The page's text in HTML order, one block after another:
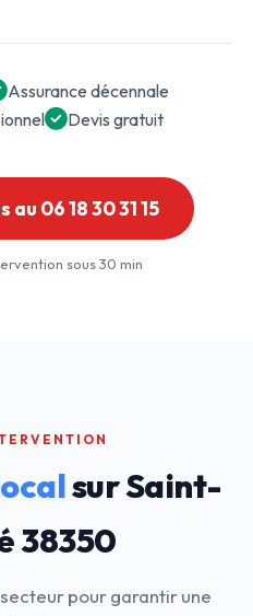
Assurance décennale
Devis gratuit
06 18 30 31 15
sous 30 min
sur Saint-
38350
pour garantir une